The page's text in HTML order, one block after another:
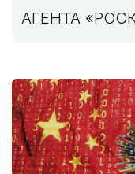
АГЕНТА